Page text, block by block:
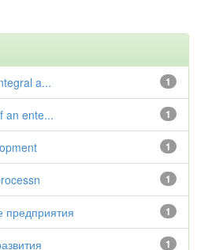
1
a...
1
an ente...
1
1
1
предприятия
1